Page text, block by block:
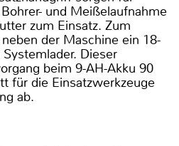
und Meißelaufnahme
zum Einsatz. Zum
der Maschine ein 18-
Dieser
beim 9-AH-Akku 90
für die Einsatzwerkzeuge
ab.